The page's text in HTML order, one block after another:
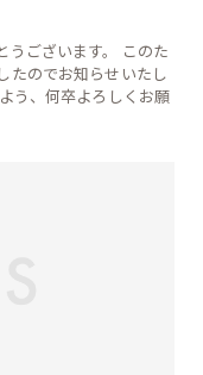
うございます。 このた
たのでお知らせいたし
う、何卒よろしくお願